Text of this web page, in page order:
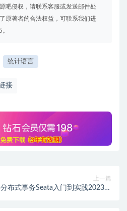
吧侵权，请联系客服或发送邮件处
原著者的合法权益，可联系我们进
统计语言
接
上一篇
布式事务Seata入门到实践2023教